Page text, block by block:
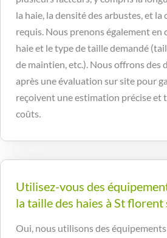
la haie, la densité des arbustes, et
requis. Nous prenons également en
haie et le type de taille demandé
de maintien, etc.). Nous offrons des
après une évaluation sur site pour
reçoivent une estimation précise et
coûts.
Utilisez-vous des
la taille des haies à St florent
Oui, nous utilisons des